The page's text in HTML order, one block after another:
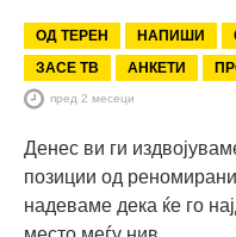
ОД ТЕРЕН НАПИШИ
ЗАСЕ ТВ
АНКЕТИ
пред 2 месеци
Денес ви ги
позиции од
надеваме дека ќе го